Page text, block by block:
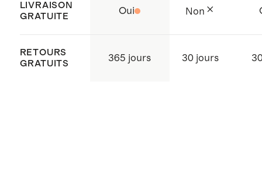
LIVRAISON
GRATUITE
Oui Non
RETOURS
GRATUITS
365 jours 30 jours